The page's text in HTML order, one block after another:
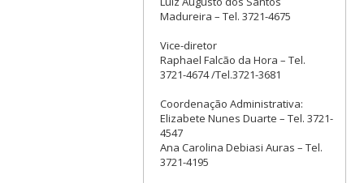
Madureira – Tel. 3721-4675
Vice-diretor
Raphael Falcão da Hora – Tel.
3721-4674 /Tel.3721-3681
Coordenação Administrativa:
Elizabete Nunes Duarte – Tel. 3721-
4547
Ana Carolina Debiasi Auras – Tel.
3721-4195